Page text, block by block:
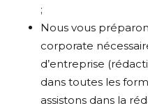
;
Nous vous
corporate
d’entreprise
dans toutes les
assistons dans la